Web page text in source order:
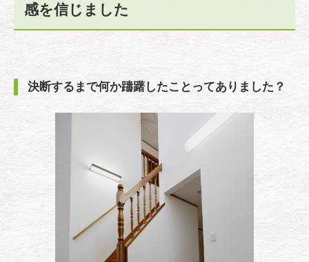
感を信じました
決断するまで何か躊躇したことってありました？